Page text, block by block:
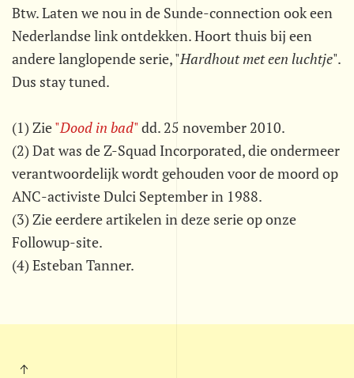
Btw. Laten we nou in de Sunde-connection ook een
Nederlandse link ontdekken. Hoort thuis bij een
andere langlopende serie, "Hardhout met een luchtje".
Dus stay tuned.
(1) Zie"Dood in bad"dd. 25 november 2010.
(2) Dat was de Z-Squad Incorporated, die ondermeer
verantwoordelijk wordt gehouden voor de moord op
ANC-activiste Dulci September in 1988.
(3) Zie eerdere artikelen in deze serie op onze
Followup-site.
(4) Esteban Tanner.